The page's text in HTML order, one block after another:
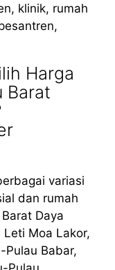
klinik, rumah
Harga
Barat
variasi
dan rumah
Daya
Leti Moa Lakor,
Pulau Babar,